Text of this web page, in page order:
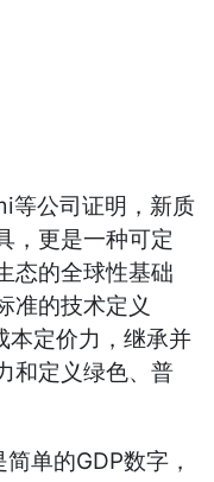
公司证明，新质
，更是一种可定
态的全球性基础
准的技术定义
本定价力，继承并
和定义绿色、普
单的GDP数字，